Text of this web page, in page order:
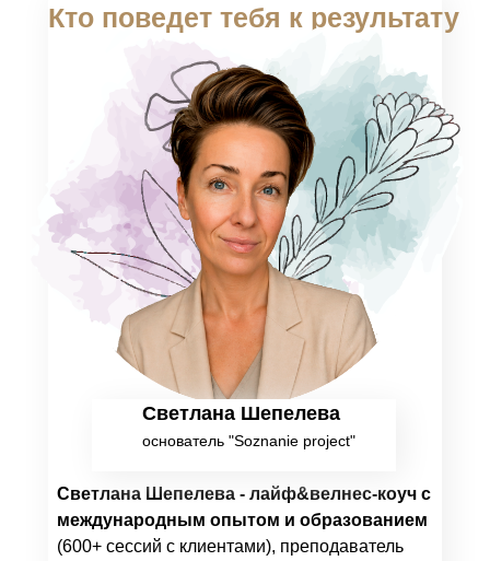
Кто поведет тебя к результату
Светлана Шепелева - лайф&велнес-коуч с
международным опытом и образованием
(600+ сессий с клиентами), преподаватель
Светлана Шепелева
основатель "Soznanie project"